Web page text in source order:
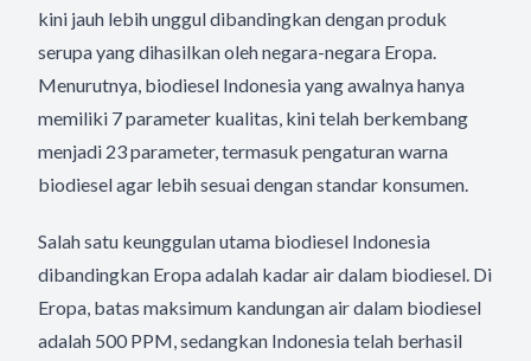
kini jauh lebih unggul dibandingkan dengan produk
serupa yang dihasilkan oleh negara-negara Eropa.
Menurutnya, biodiesel Indonesia yang awalnya hanya
memiliki 7 parameter kualitas, kini telah berkembang
menjadi 23 parameter, termasuk pengaturan warna
biodiesel agar lebih sesuai dengan standar konsumen.
Salah satu keunggulan utama biodiesel Indonesia
dibandingkan Eropa adalah kadar air dalam biodiesel. Di
Eropa, batas maksimum kandungan air dalam biodiesel
adalah 500 PPM, sedangkan Indonesia telah berhasil